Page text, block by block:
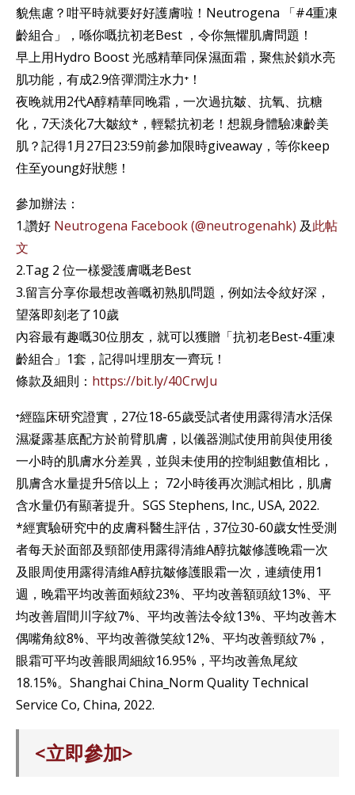
貌焦慮？咁平時就要好好護膚啦！Neutrogena 「#4重凍
齡組合」，喺你嘅抗初老Best ，令你無懼肌膚問題！
早上用Hydro Boost 光感精華同保濕面霜，聚焦於鎖水亮
肌功能，有成2.9倍彈潤注水力⁺！
夜晚就用2代A醇精華同晚霜，一次過抗皺、抗氧、抗糖
化，7天淡化7大皺紋*，輕鬆抗初老！想親身體驗凍齡美
肌？記得1月27日23:59前參加限時giveaway，等你keep
住至young好狀態！
參加辦法：
1.讚好 Neutrogena Facebook (@neutrogenahk) 及此帖
文
2.Tag 2 位一樣愛護膚嘅老Best
3.留言分享你最想改善嘅初熟肌問題，例如法令紋好深，
望落即刻老了10歲
內容最有趣嘅30位朋友，就可以獲贈「抗初老Best-4重凍
齡組合」1套，記得叫埋朋友一齊玩！
條款及細則： https://bit.ly/40CrwJu
⁺經臨床研究證實，27位18-65歲受試者使用露得清水活保
濕凝露基底配方於前臂肌膚，以儀器測試使用前與使用後
一小時的肌膚水分差異，並與未使用的控制組數值相比，
肌膚含水量提升5倍以上； 72小時後再次測試相比，肌膚
含水量仍有顯著提升。SGS Stephens, Inc., USA, 2022.
*經實驗研究中的皮膚科醫生評估，37位30-60歲女性受測
者每天於面部及頸部使用露得清維A醇抗皺修護晚霜一次
及眼周使用露得清維A醇抗皺修護眼霜一次，連續使用1
週，晚霜平均改善面頰紋23%、平均改善額頭紋13%、平
均改善眉間川字紋7%、平均改善法令紋13%、平均改善木
偶嘴角紋8%、平均改善微笑紋12%、平均改善頸紋7%，
眼霜可平均改善眼周細紋16.95%，平均改善魚尾紋
18.15%。Shanghai China_Norm Quality Technical
Service Co, China, 2022.
<立即參加>